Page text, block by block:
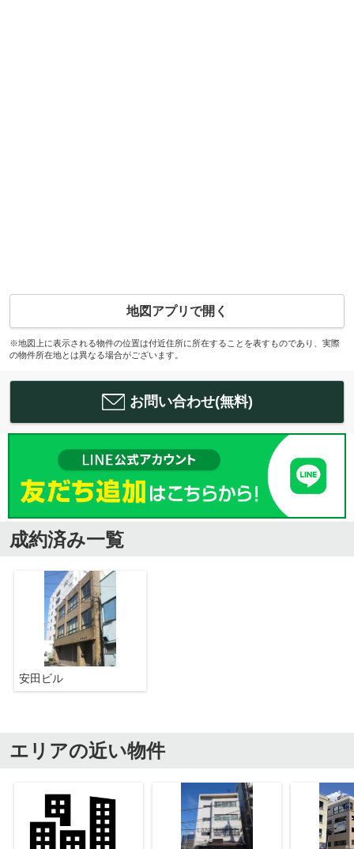
地図アプリで開く
※地図上に表示される物件の位置は付近住所に所在することを表すものであり、実際
の物件所在地とは異なる場合がございます。
お問い合わせ(無料)
成約済み一覧
安田ビル
エリアの近い物件